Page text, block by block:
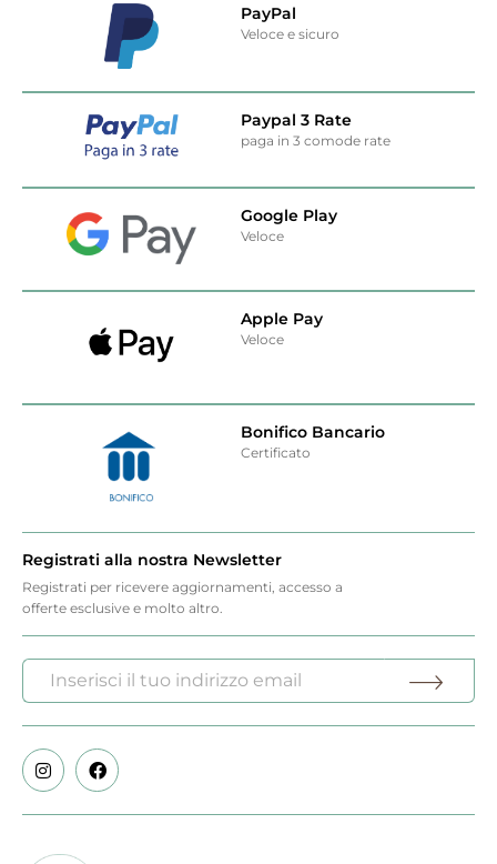
PayPal
Veloce e sicuro
Paypal 3 Rate
paga in 3 comode rate
Google Play
Veloce
Apple Pay
Veloce
Bonifico Bancario
Certificato
Registrati alla nostra Newsletter
Registrati per ricevere aggiornamenti, accesso a
offerte esclusive e molto altro.